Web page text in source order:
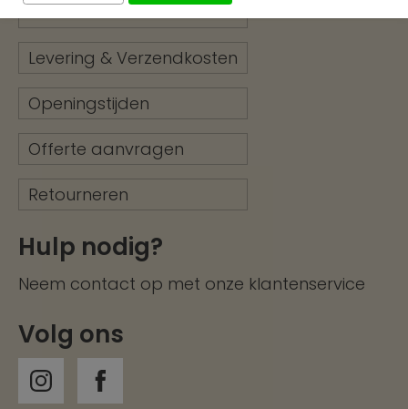
Betalen
Levering & Verzendkosten
Openingstijden
Offerte aanvragen
Retourneren
Hulp nodig?
Neem contact op met onze klantenservice
Volg ons